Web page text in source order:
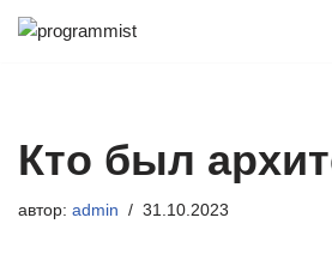
Кто был
автор: admin 31.10.2023